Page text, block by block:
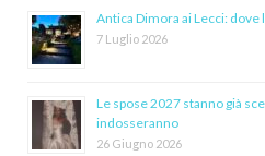
Antica Dimora ai Lecci:
7 Luglio 2026
Le spose 2027 stanno già
indosseranno
26 Giugno 2026